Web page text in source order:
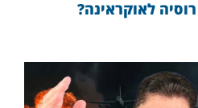
לאוקראינה?